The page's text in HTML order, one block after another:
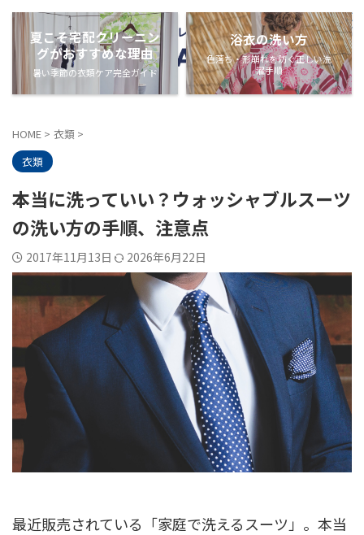
夏こそ宅配クリーニン
グがおすすめな理由
暑い季節の衣類ケア完全ガイド
浴衣の洗い方
色落ち・形崩れを防ぐ正しい洗
濯手順
HOME > 衣類 >
衣類
本当に洗っていい？ウォッシャブルスーツ
の洗い方の手順、注意点
2017年11月13日 2026年6月22日
最近販売されている「家庭で洗えるスーツ」。本当